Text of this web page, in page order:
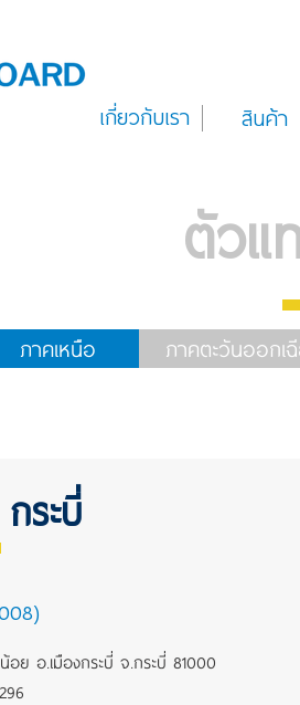
เกี่ยวกับเรา สินค้า
ตัวแ
ภาคเหนือ ภาคตะวันออกเ
อย อ.เมืองกระบี่ จ.กระบี่ 81000
ระบี่